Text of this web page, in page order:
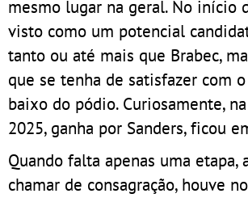
mesmo lugar na geral. No início
visto como um potencial
tanto ou até mais que Brabec,
que se tenha de satisfazer com
baixo do pódio. Curiosamente,
2025, ganha por Sanders, ficou
Quando falta apenas uma etapa,
chamar de consagração, houve